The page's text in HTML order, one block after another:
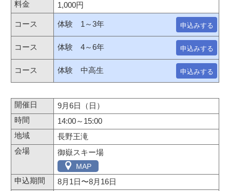
1,000円
体験 1～3年 申込みする
体験 4～6年 申込みする
体験 中高生 申込みする
9月6日（日）
14:00～15:00
長野王滝
御嶽スキー場
MAP
8月1日〜8月16日